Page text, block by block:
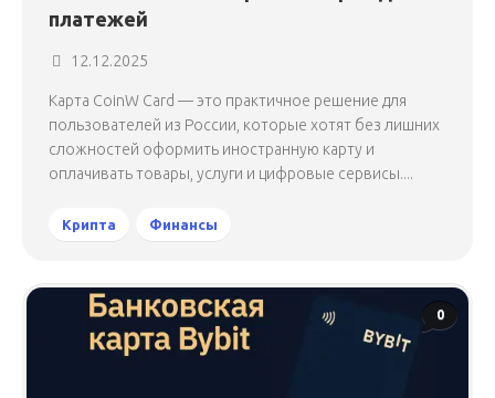
платежей
12.12.2025
Карта CoinW Card — это практичное решение для
пользователей из России, которые хотят без лишних
сложностей оформить иностранную карту и
оплачивать товары, услуги и цифровые сервисы....
Крипта Финансы
0